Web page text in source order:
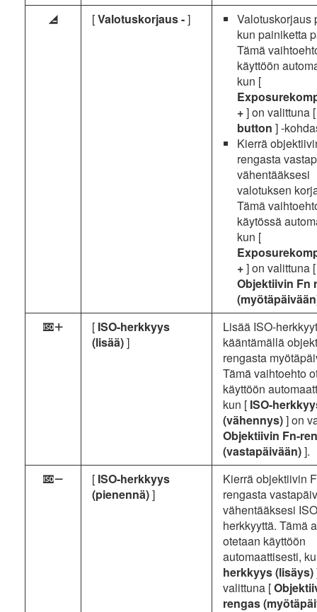
h [Valotuskorjaus -]
Valotuskorjaus
kun painiketta
Tämä
käyttöön
kun [
+] on valittuna
button ] -
Kierrä
rengasta
vähentääksesi
valotuksen
Tämä
käytössä
kun [
+] on valittuna [
Objektiivin Fn
d [ ISO-herkkyys
(lisää)]
Lisää ISO-
kääntämällä
rengasta
Tämä vaihtoehto
käyttöön
kun [ ISO-
(vähennys)] on
Objektiivin Fn-
(vastapäivään)].
e [ ISO-herkkyys
(pienennä)]
Kierrä objektiivin
rengasta
vähentääksesi
herkkyyttä. Tämä
otetaan käyttöön
automaattisesti,
herkkyys (lisäys)
valittuna [
rengas